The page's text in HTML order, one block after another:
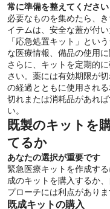
常に準備を整えてください
必要なものを集めたら、
イテムは、安全な蓋が付
「応急処置キット」とい
な医療情報、備品の使用
さらに、キットを定期的
さい。薬には有効期限が
の経過とともに使用され
切れまたは消耗品があれ
い。
既製のキットを
てるか
あなたの選択が重要です
緊急医療キットを作成す
成のキットを購入するか
プローチには利点がありま
既成キットの購入